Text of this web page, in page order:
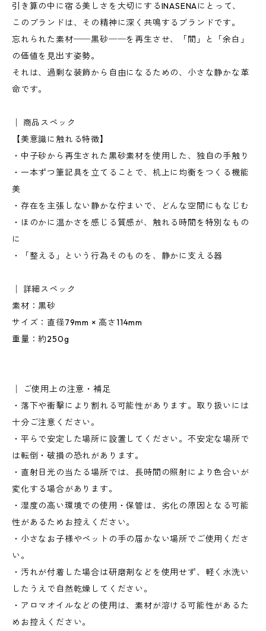
引き算の中に宿る美しさを大切にするINASENAにとって、
このブランドは、その精神に深く共鳴するブランドです。
忘れられた素材──黒砂──を再生させ、「間」と「余白」
の価値を見出す姿勢。
それは、過剰な装飾から自由になるための、小さな静かな革
命です。
│ 商品スペック
【美意識に触れる特徴】
・中子砂から再生された黒砂素材を使用した、独自の手触り
・一本ずつ筆記具を立てることで、机上に均衡をつくる機能
美
・存在を主張しない静かな佇まいで、どんな空間にもなじむ
・ほのかに温かさを感じる質感が、触れる時間を特別なもの
に
・「整える」という行為そのものを、静かに支える器
│ 詳細スペック
素材：黒砂
サイズ：直径79mm × 高さ114mm
重量：約250g
│ ご使用上の注意・補足
・落下や衝撃により割れる可能性があります。取り扱いには
十分ご注意ください。
・平らで安定した場所に設置してください。不安定な場所で
は転倒・破損の恐れがあります。
・直射日光の当たる場所では、長時間の照射により色合いが
変化する場合があります。
・湿度の高い環境での使用・保管は、劣化の原因となる可能
性があるためお控えください。
・小さなお子様やペットの手の届かない場所でご使用くださ
い。
・汚れが付着した場合は研磨剤などを使用せず、軽く水洗い
したうえで自然乾燥してください。
・アロマオイルなどの使用は、素材が溶ける可能性があるた
めお控えください。